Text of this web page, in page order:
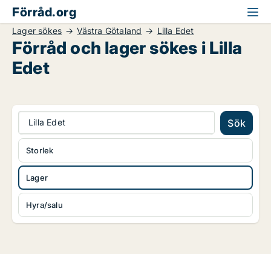
Förråd.org
Lager sökes Västra Götaland Lilla Edet
Förråd och lager sökes i Lilla
Edet
Lilla Edet Sök
Lager
Hyra/salu
Storlek